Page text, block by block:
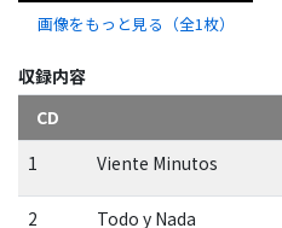
画像をもっと見る（全1 枚）
収録内容
CD
1
Viente Minutos
2 Todo y Nada